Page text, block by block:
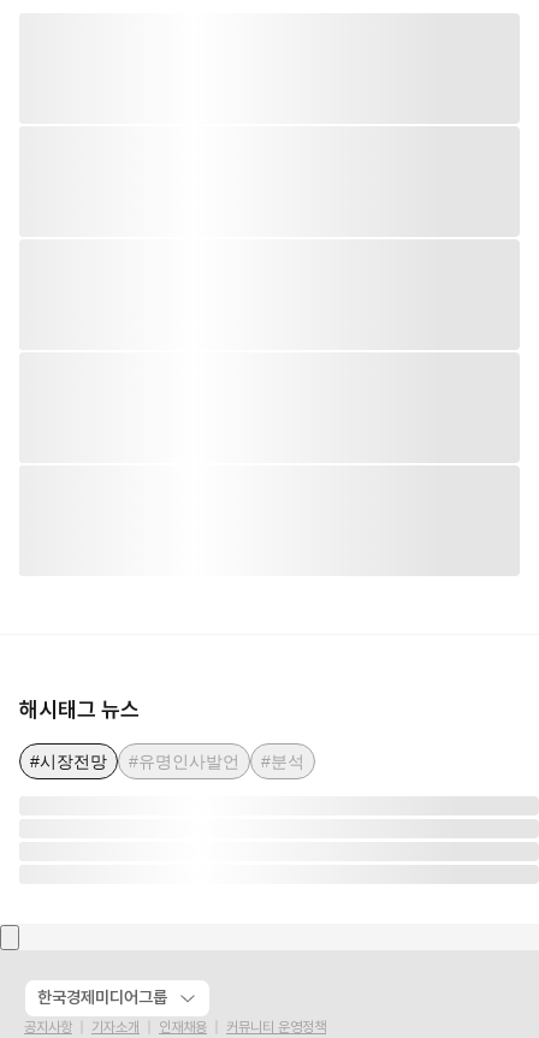
해시태그 뉴스
#시장전망 #유명인사발언 #분석
한국경제미디어그룹
공지사항 기자소개 인재채용
커뮤니티 운영정책